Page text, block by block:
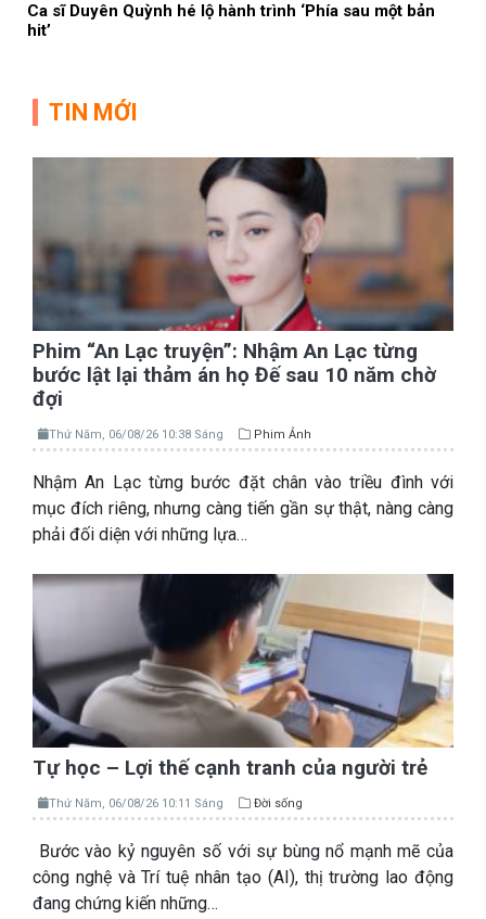
Ca sĩ Duyên Quỳnh hé lộ hành trình ‘Phía sau một bản
hit’
TIN MỚI
Phim “An Lạc truyện”: Nhậm An Lạc từng
bước lật lại thảm án họ Đế sau 10 năm chờ
đợi
Thứ Năm, 06/08/26 10:38 Sáng Phim Ảnh
Nhậm An Lạc từng bước đặt chân vào triều đình với
mục đích riêng, nhưng càng tiến gần sự thật, nàng càng
phải đối diện với những lựa…
Tự học – Lợi thế cạnh tranh của người trẻ
Thứ Năm, 06/08/26 10:11 Sáng Đời sống
Bước vào kỷ nguyên số với sự bùng nổ mạnh mẽ của
công nghệ và Trí tuệ nhân tạo (AI), thị trường lao động
đang chứng kiến những…